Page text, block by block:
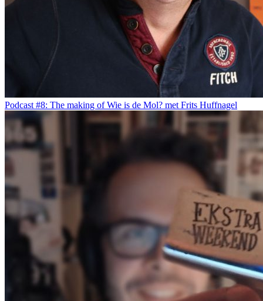
Podcast #8: The making of Wie is de Mol? met Frits Huffnagel